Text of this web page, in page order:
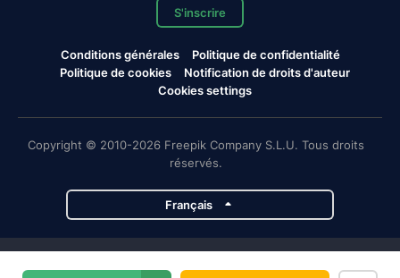
S'inscrire
Conditions générales
Politique de confidentialité
Politique de cookies
Notification de droits d'auteur
Cookies settings
Copyright © 2010-2026 Freepik Company S.L.U. Tous droits
réservés.
Français